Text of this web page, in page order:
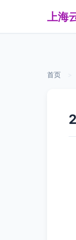
上海
首页